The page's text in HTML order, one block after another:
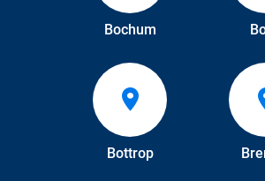
Bochum
Bottrop